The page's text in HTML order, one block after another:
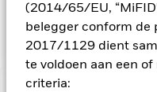
(2014/65/EU,
belegger conform de
2017/1129 dient
te voldoen aan een
criteria:
website van BlackRock op
https://